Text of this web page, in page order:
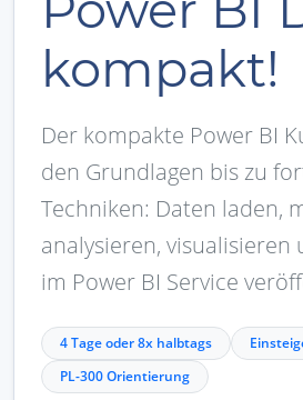
kompakt!
Der kompakte Power BI
den Grundlagen bis zu
Techniken: Daten laden,
analysieren, visualisieren
im Power BI Service
4 Tage oder 8x halbtags
PL-300 Orientierung